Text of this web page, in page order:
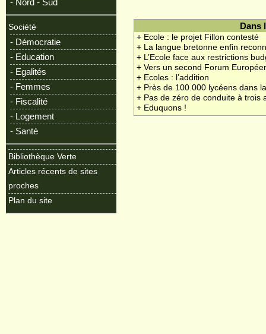
- Nord - Sud
Société
- Démocratie
- Education
- Egalités
- Femmes
- Fiscalité
- Logement
- Santé
Bibliothèque Verte
Articles récents de sites
proches
Plan du site
Dans
+ Ecole : le projet Fillon contesté
+ La langue bretonne enfin
+ L’Ecole face aux restrictions
+ Vers un second Forum
+ Ecoles : l’addition
+ Près de 100.000 lycéens dans
+ Pas de zéro de conduite à trois
+ Eduquons !